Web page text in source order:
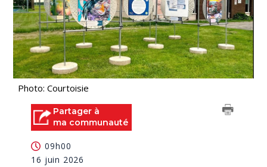
Photo: Courtoisie
Partager à
ma communauté
09h00
16 juin 2026